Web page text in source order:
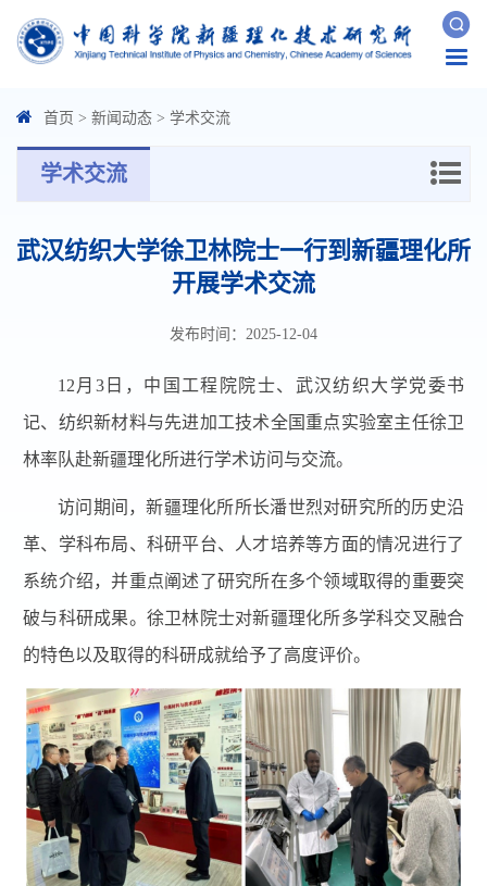
首页 > 新闻动态 > 学术交流
学术交流
武汉纺织大学徐卫林院士一行到新疆理化所
开展学术交流
发布时间：2025-12-04
12月 3日，中国工程院院士、武汉纺织大学党委书
记、纺织新材料与先进加工技术全国重点实验室主任徐卫
林率队赴新疆理化所进行学术访问与交流。
访问期间，新疆理化所所长潘世烈对研究所的历史沿
革、学科布局、科研平台、人才培养等方面的情况进行了
系统介绍，并重点阐述了研究所在多个领域取得的重要突
破与科研成果。徐卫林院士对新疆理化所多学科交叉融合
的特色以及取得的科研成就给予了高度评价。